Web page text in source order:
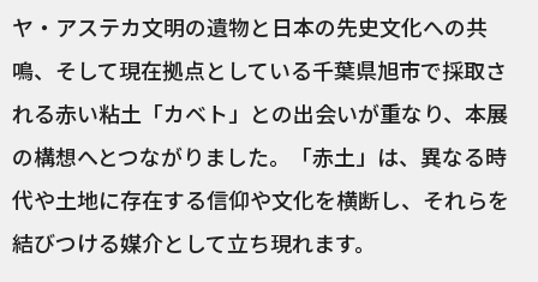
ヤ・アステカ文明の遺物と日本の先史文化への共
鳴、そして現在拠点としている千葉県旭市で採取さ
れる赤い粘土「カベト」との出会いが重なり、本展
の構想へとつながりました。「赤土」は、異なる時
代や土地に存在する信仰や文化を横断し、それらを
結びつける媒介として立ち現れます。